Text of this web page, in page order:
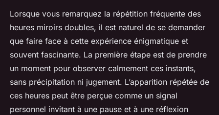
Lorsque vous remarquez la répétition fréquente des
heures miroirs doubles, il est naturel de se demander
que faire face à cette expérience énigmatique et
souvent fascinante. La première étape est de prendre
un moment pour observer calmement ces instants,
sans précipitation ni jugement. L’apparition répétée de
ces heures peut être perçue comme un signal
personnel invitant à une pause et à une réflexion